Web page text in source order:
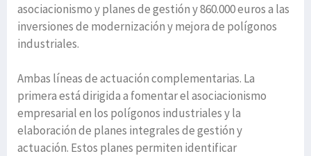
asociacionismo y planes de gestión y 860.000 euros a las
inversiones de modernización y mejora de polígonos
industriales.
Ambas líneas de actuación complementarias. La
primera está dirigida a fomentar el asociacionismo
empresarial en los polígonos industriales y la
elaboración de planes integrales de gestión y
actuación. Estos planes permiten identificar